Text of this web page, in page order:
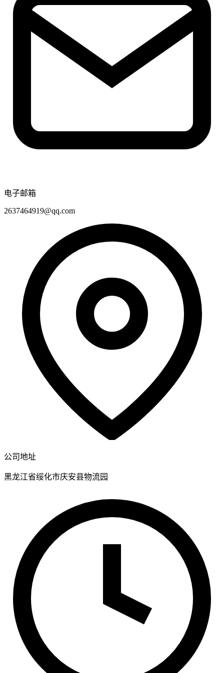
电子邮箱
2637464919@qq.com
公司地址
黑龙江省绥化市庆安县物流园